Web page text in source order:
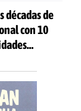
décadas de
con 10